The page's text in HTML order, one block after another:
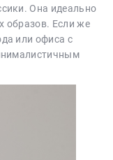
Она идеально
образов. Если же
или офиса с